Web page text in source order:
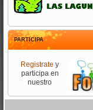
PARTICIPA
Registrate y
participa en
nuestro